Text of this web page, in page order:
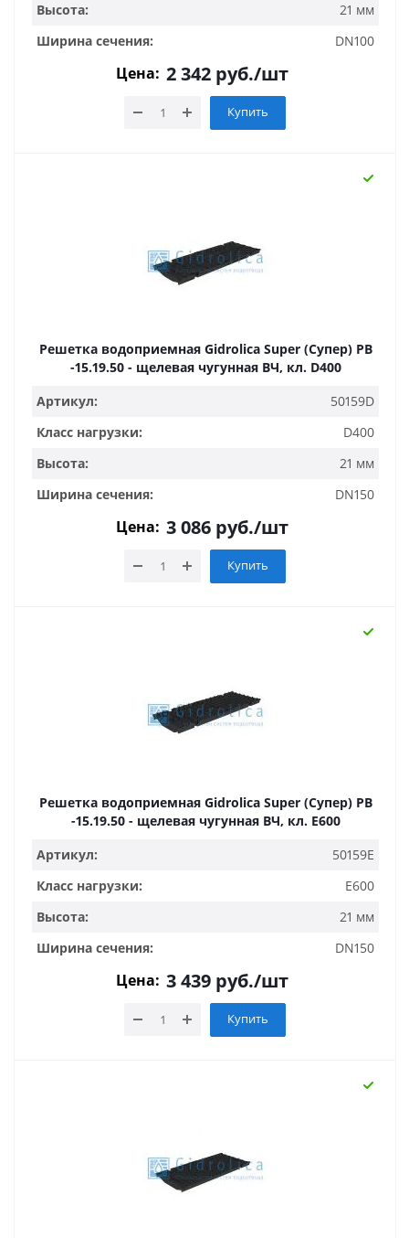
Высота:
21 мм
Ширина сечения:
DN100
Цена: 2 342 руб./шт
Купить
Решетка водоприемная Gidrolica Super (Супер) РВ
-15.19.50 - щелевая чугунная ВЧ, кл. D400
Артикул:
50159D
Класс нагрузки:
D400
Высота:
21 мм
Ширина сечения:
DN150
Цена: 3 086 руб./шт
Купить
Решетка водоприемная Gidrolica Super (Супер) РВ
-15.19.50 - щелевая чугунная ВЧ, кл. E600
Артикул:
50159E
Класс нагрузки:
E600
Высота:
21 мм
Ширина сечения:
DN150
Цена: 3 439 руб./шт
Купить